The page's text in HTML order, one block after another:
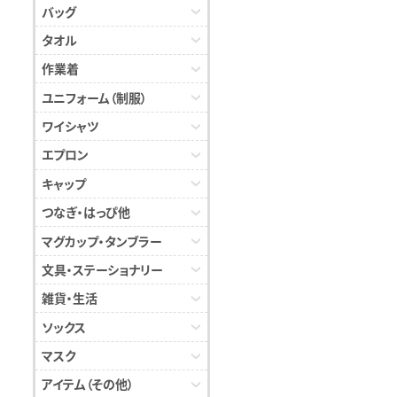
バッグ
タオル
作業着
ユニフォーム（制服）
ワイシャツ
エプロン
キャップ
つなぎ・はっぴ他
マグカップ・タンブラー
文具・ステーショナリー
雑貨・生活
ソックス
マスク
アイテム（その他）